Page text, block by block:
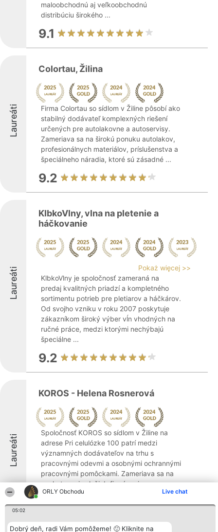
ORLY Obchodu Live chat
05:02
Dobrý deň, radi Vám pomôžeme! 🙂 Kliknite na
maloobchodnú aj veľkoobchodnú
distribúciu širokého ...
9.1
Laureáti
Colortau, Žilina
Firma Colortau so sídlom v Žiline pôsobí ako
stabilný dodávateľ komplexných riešení
určených pre autolakovne a autoservisy.
Zameriava sa na širokú ponuku autolakov,
profesionálnych materiálov, príslušenstva a
špeciálneho náradia, ktoré sú zásadné ...
9.2
Laureáti
KlbkoVlny, vlna na pletenie a
háčkovanie
Pokaż więcej >>
KlbkoVlny je spoločnosť zameraná na
predaj kvalitných priadzí a kompletného
sortimentu potrieb pre pletiarov a háčkárov.
Od svojho vzniku v roku 2007 poskytuje
zákazníkom široký výber vĺn vhodných na
ručné práce, medzi ktorými nechýbajú
špeciálne ...
9.2
Laureáti
KOROS - Helena Rosnerová
Spoločnosť KOROS so sídlom v Žiline na
adrese Pri celulózke 100 patrí medzi
významných dodávateľov na trhu s
pracovnými odevmi a osobnými ochrannými
pracovnými pomôckami. Zameriava sa na
poskytovanie služieb firmám aj
jednotlivcom, ktorí si ...